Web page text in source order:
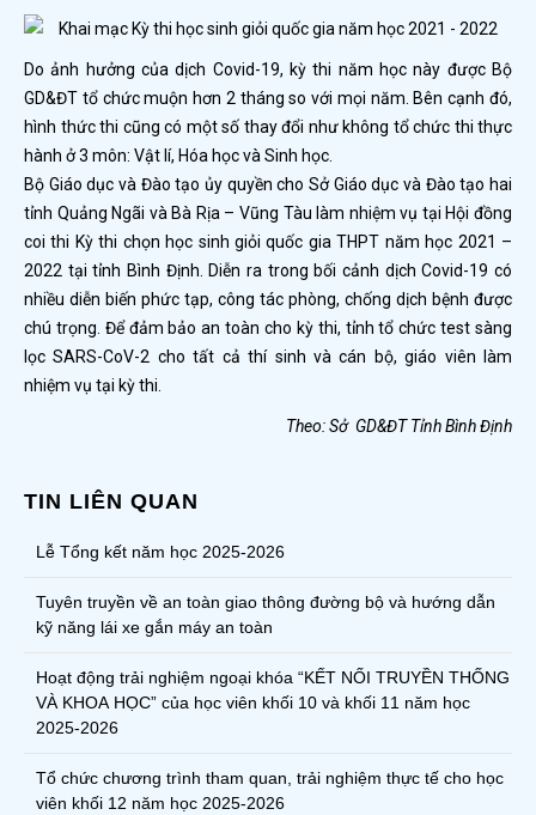
Do ảnh hưởng của dịch Covid-19, kỳ thi năm học này được Bộ
GD&ĐT tổ chức muộn hơn 2 tháng so với mọi năm. Bên cạnh đó,
hình thức thi cũng có một số thay đổi như không tổ chức thi thực
hành ở 3 môn: Vật lí, Hóa học và Sinh học.
Bộ Giáo dục và Đào tạo ủy quyền cho Sở Giáo dục và Đào tạo hai
tỉnh Quảng Ngãi và Bà Rịa – Vũng Tàu làm nhiệm vụ tại Hội đồng
coi thi Kỳ thi chọn học sinh giỏi quốc gia THPT năm học 2021 –
2022 tại tỉnh Bình Định. Diễn ra trong bối cảnh dịch Covid-19 có
nhiều diễn biến phức tạp, công tác phòng, chống dịch bệnh được
chú trọng. Để đảm bảo an toàn cho kỳ thi, tỉnh tổ chức test sàng
lọc SARS-CoV-2 cho tất cả thí sinh và cán bộ, giáo viên làm
nhiệm vụ tại kỳ thi.
Theo: Sở GD&ĐT Tỉnh Bình Định
TIN LIÊN QUAN
Lễ Tổng kết năm học 2025-2026
Tuyên truyền về an toàn giao thông đường bộ và hướng dẫn
kỹ năng lái xe gắn máy an toàn
Hoạt động trải nghiệm ngoại khóa “KẾT NỐI TRUYỀN THỐNG
VÀ KHOA HỌC” của học viên khối 10 và khối 11 năm học
2025-2026
Tổ chức chương trình tham quan, trải nghiệm thực tế cho học
viên khối 12 năm học 2025-2026